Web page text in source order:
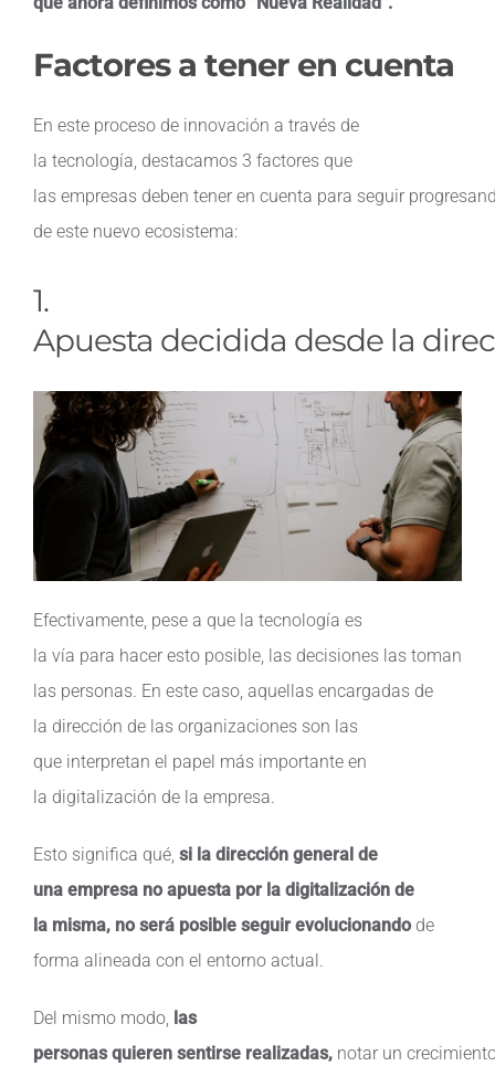
Factores a tener en cuenta
En este proceso de innovación a través de
la tecnología, destacamos 3 factores que
las empresas deben tener en cuenta para seguir
de este nuevo ecosistema:
1.
Apuesta decidida desde la
Efectivamente, pese a que la tecnología es
la vía para hacer esto posible, las decisiones las toman
las personas. En este caso, aquell as encargadas de
la dirección de las organizaciones son las
que interpretan el papel más importante en
la digitalización de la empresa.
Esto significa qué, si la dirección general de
una empresa no apuesta por la digitalización de
la misma, no será posible seguir evolucionando de
forma alineada con el entorno actual.
Del mismo modo, las
personas quieren sentirse realizadas, notar un